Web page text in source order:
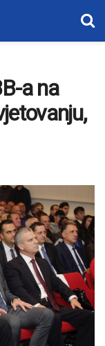
a na